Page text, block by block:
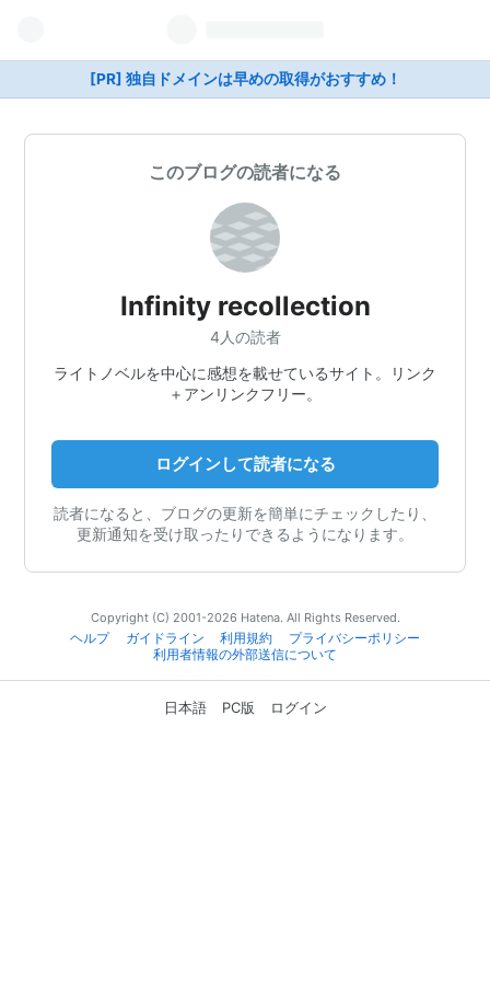
[PR] 独自ドメインは早めの取得がおすすめ！
このブログの読者になる
Infinity recollection
4人の読者
ライトノベルを中心に感想を載せているサイト。リンク
＋アンリンクフリー。
ログインして読者になる
読者になると、ブログの更新を簡単にチェックしたり、
更新通知を受け取ったりできるようになります。
Copyright (C) 2001-2026 Hatena. All Rights Reserved.
ヘルプ
ガイドライン 利用規約
プライバシーポリシー
利用者情報の外部送信について
日本語 PC版 ログイン